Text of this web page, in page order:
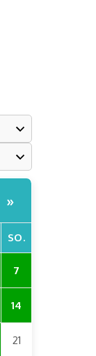
»
SO.
7
14
21